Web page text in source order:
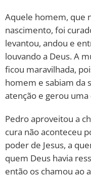
Aquele homem, que
nascimento, foi
levantou, andou e
louvando a Deus. A
ficou maravilhada,
homem e sabiam da
atenção e gerou
Pedro aproveitou a
cura não aconteceu
poder de Jesus, a
quem Deus havia
então os chamou ao